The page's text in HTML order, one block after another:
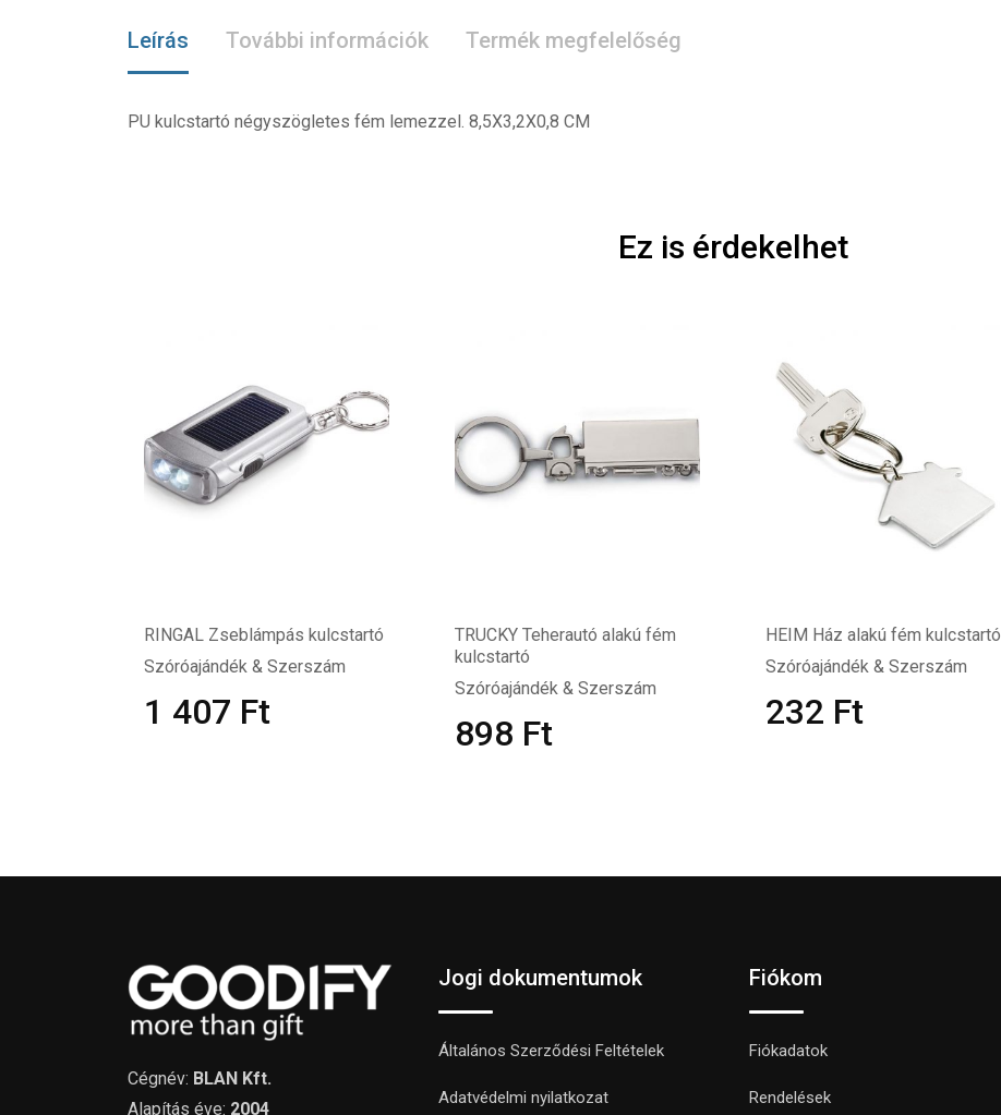
Leírás További információk Termék megfelelőség
PU kulcstartó négyszögletes fém lemezzel. 8,5X3,2X0,8 CM
Ez is érdekelhet
RINGAL Zseblámpás kulcstartó
Szóróajándék & Szerszám
1 407 Ft
TRUCKY Teherautó alakú fém
kulcstartó
Szóróajándék & Szerszám
898 Ft
HEIM Ház alakú fém kulcstartó
Szóróajándék & Szerszám
232 Ft
Cégnév: BLAN Kft.
Alapítás éve: 2004
Jogi dokumentumok
Általános Szerződési Feltételek
Adatvédelmi nyilatkozat
Fiókom
Fiókadatok
Rendelések